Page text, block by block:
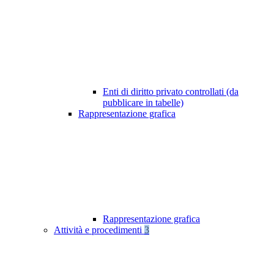
Enti di diritto privato controllati (da
pubblicare in tabelle)
Rappresentazione grafica
Rappresentazione grafica
Attività e procedimenti 3